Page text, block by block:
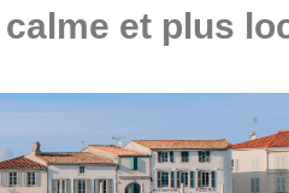
et plus